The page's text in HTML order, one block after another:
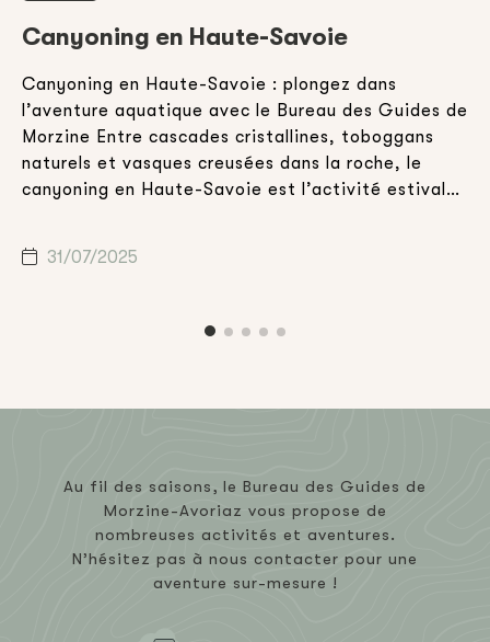
Canyoning en Haute-Savoie
Canyoning en Haute-Savoie : plongez dans
l’aventure aquatique avec le Bureau des Guides de
Morzine Entre cascades cristallines, toboggans
naturels et vasques creusées dans la roche, le
canyoning en Haute-Savoie est l’activité estivale
soyez en vacances en famille, entre amis […]
31/07/2025
Au fil des saisons, le Bureau des Guides de
Morzine-Avoriaz vous propose de
nombreuses activités et aventures.
N’hésitez pas à nous contacter pour une
aventure sur-mesure !